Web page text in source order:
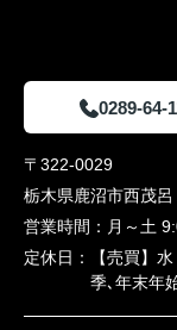
0289-64-
〒322-0029
栃木県鹿沼市西茂
営業時間： 月～土
定休日：
【売買】
季､年末年